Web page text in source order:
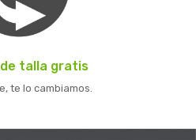
de talla gratis
te lo cambiamos.